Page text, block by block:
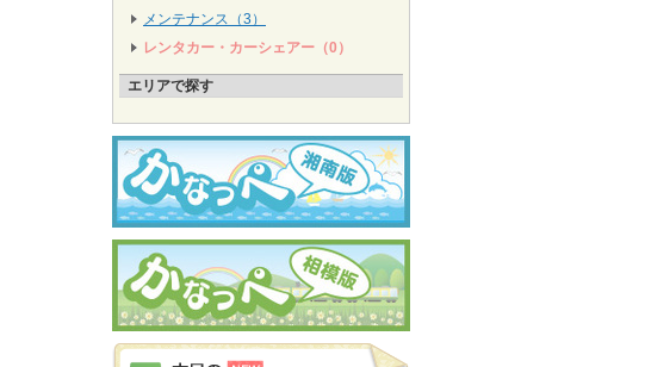
メンテナンス（3）
レンタカー・カーシェアー（0）
エリアで探す